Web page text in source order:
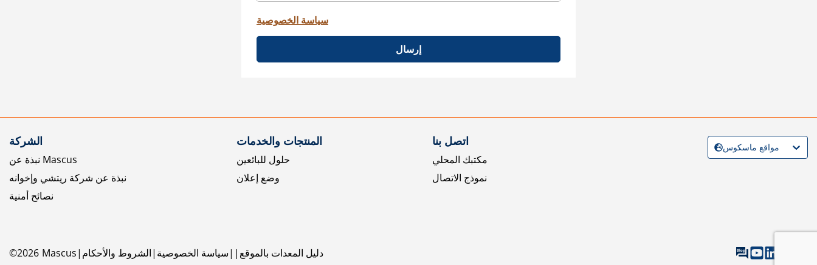
سياسة الخصوصية
إرسال
الشركة
نبذة عن Mascus
نبذة عن شركة ريتشي وإخوانه
نصائح أمنية
المنتجات والخدمات
حلول للبائعين
وضع إعلان
اتصل بنا
مكتبك المحلي
نموذج الاتصال
©2026 Mascus الشروط والأحكام سياسة الخصوصية دليل المعدات بالموقع
مواقع ماسكوس